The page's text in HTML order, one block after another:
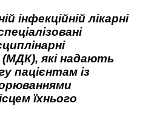
інфекційній лікарні
(МДК), які надають
пацієнтам із
їхнього